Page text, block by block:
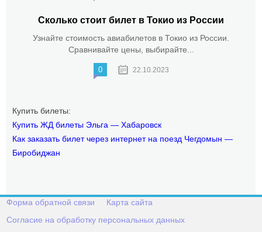
Сколько стоит билет в Токио из России
Узнайте стоимость авиабилетов в Токио из России.
Сравнивайте цены, выбирайте...
0 22.10.2023
Купить билеты:
Купить ЖД билеты Эльга — Хабаровск
Как заказать билет через интернет на поезд Чегдомын —
Биробиджан
Форма обратной связи
Карта сайта
Согласие на обработку персональных данных